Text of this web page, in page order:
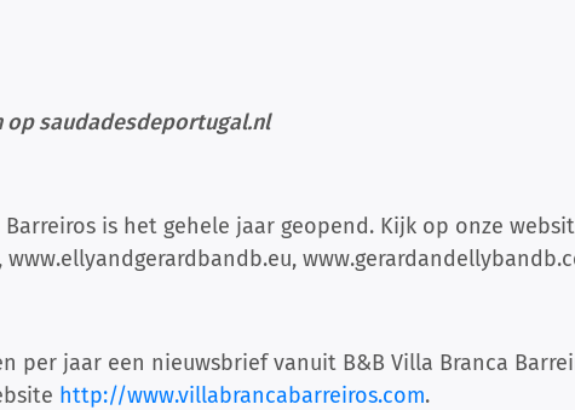
op saudadesdeportugal.nl
Barreiros is het gehele jaar geopend. Kijk op onze
, www.ellyandgerardbandb.eu,
per jaar een nieuwsbrief vanuit B&B Villa Branca
http://www.villabrancabarreiros.com.